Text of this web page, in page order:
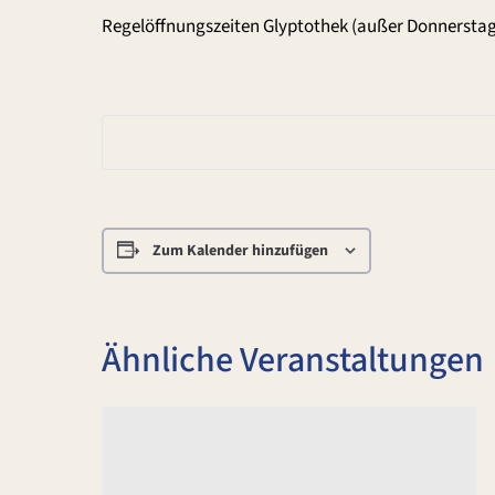
Regelöffnungszeiten Glyptothek (außer
Zum Kalender hinzufügen
Ähnliche Veranstaltungen